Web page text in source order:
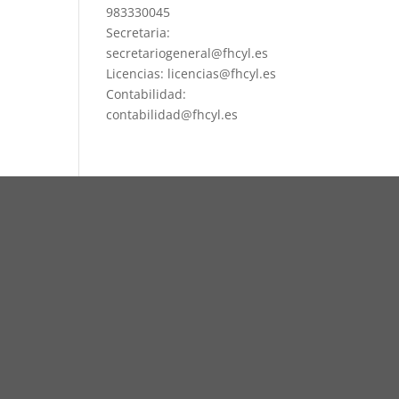
983330045
Secretaria:
secretariogeneral@fhcyl.es
Licencias: licencias@fhcyl.es
Contabilidad:
contabilidad@fhcyl.es